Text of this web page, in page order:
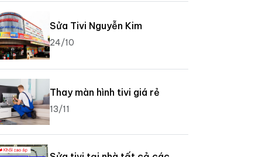
Sửa Tivi Nguyễn Kim
24/10
Thay màn hình tivi giá rẻ
13/11